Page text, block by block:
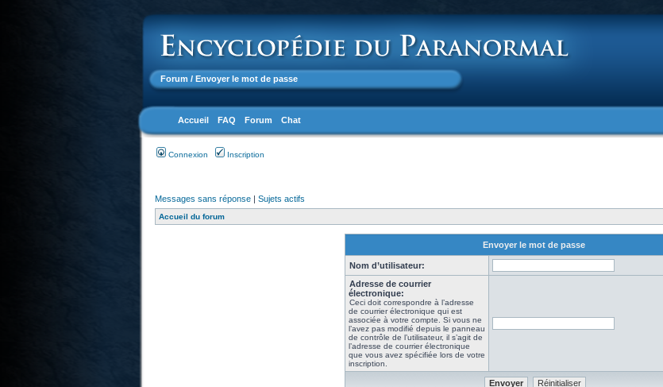
Forum / Envoyer le mot de passe
Accueil FAQ Forum Chat
Connexion Inscription
Messages sans réponse| Sujets actifs
Accueil du forum
Envoyer le mot de passe
Nom d’utilisateur:
Adresse de courrier
électronique:
Ceci doit correspondre à l’adresse
de courrier électronique qui est
associée à votre compte. Si vous ne
l’avez pas modifié depuis le panneau
de contrôle de l’utilisateur, il s’agit de
l’adresse de courrier électronique
que vous avez spécifiée lors de votre
inscription.